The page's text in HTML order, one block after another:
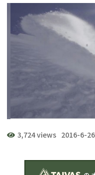
3,724 views 2016-6-